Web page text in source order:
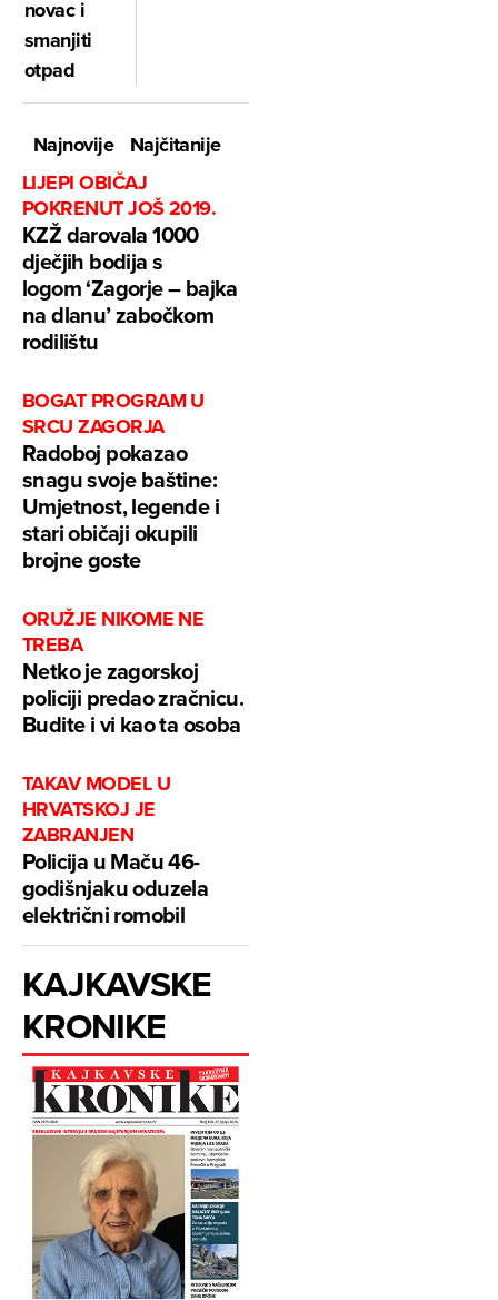
novac i
smanjiti
otpad
Najnovije
Najčitanije
LIJEPI OBIČAJ
POKRENUT JOŠ 2019.
KZŽ darovala 1000
dječjih bodija s
logom ‘Zagorje – bajka
na dlanu’ zabočkom
rodilištu
BOGAT PROGRAM U
SRCU ZAGORJA
Radoboj pokazao
snagu svoje baštine:
Umjetnost, legende i
stari običaji okupili
brojne goste
ORUŽJE NIKOME NE
TREBA
Netko je zagorskoj
policiji predao zračnicu.
Budite i vi kao ta osoba
TAKAV MODEL U
HRVATSKOJ JE
ZABRANJEN
Policija u Maču 46-
godišnjaku oduzela
električni romobil
KAJKAVSKE
KRONIKE